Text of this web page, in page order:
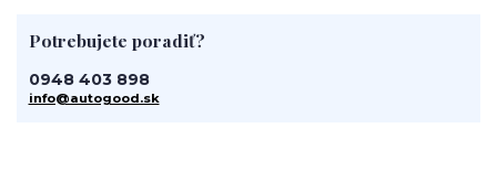
Potrebujete poradiť?
0948 403 898
info@autogood.sk